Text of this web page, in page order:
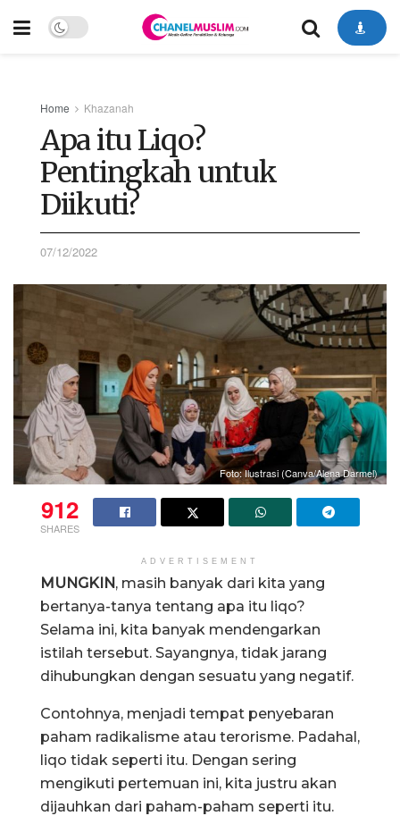
Home Khazanah
Apa itu Liqo?
Pentingkah untuk
Diikuti?
07/12/2022
Foto: Ilustrasi (Canva/Alena Darmel)
912
SHARES
ADVERTISEMENT
MUNGKIN, masih banyak dari kita yang
bertanya-tanya tentang apa itu liqo?
Selama ini, kita banyak mendengarkan
istilah tersebut. Sayangnya, tidak jarang
dihubungkan dengan sesuatu yang negatif.
Contohnya, menjadi tempat penyebaran
paham radikalisme atau terorisme. Padahal,
liqo tidak seperti itu. Dengan sering
mengikuti pertemuan ini, kita justru akan
dijauhkan dari paham-paham seperti itu.